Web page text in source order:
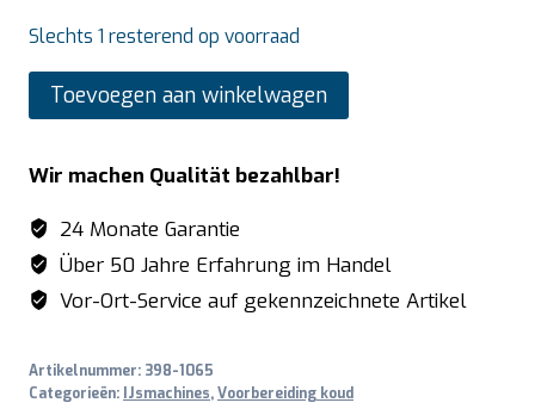
Slechts 1 resterend op voorraad
SARO
Slush-
2
x
12
liter
model
2
Toevoegen aan winkelwagen
Wir machen Qualität bezahlbar!
24 Monate Garantie
Über 50 Jahre Erfahrung im Handel
Vor-Ort-Service auf gekennzeichnete Artikel
Artikelnummer: 398-1065
Categorieën: IJsmachines,Voorbereiding koud